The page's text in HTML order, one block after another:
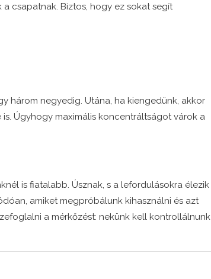
csapatnak. Biztos, hogy ez sokat segít
három negyedig. Utána, ha kiengedünk, akkor
Úgyhogy maximális koncentráltságot várok a
is fiatalabb. Úsznak, s a lefordulásokra élezik
amiket megpróbálunk kihasználni és azt
a mérkőzést: nekünk kell kontrollálnunk